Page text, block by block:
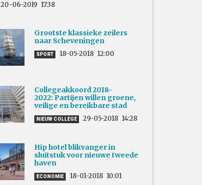
20-06-2019 17:38
Grootste klassieke zeilers
naar Scheveningen
SPORT 18-05-2018 12:00
Collegeakkoord 2018-
2022: Partijen willen groene,
veilige en bereikbare stad
NIEUW COLLEGE 29-05-2018 14:28
Hip hotel blikvanger in
sluitstuk voor nieuwe tweede
haven
ECONOMIE 18-01-2018 10:01